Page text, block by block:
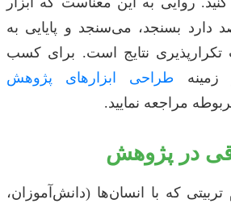
دارد بسنجد، می‌سنجد و پایایی به
تکرارپذیری نتایج است. برای کسب
زمینه طراحی ابزارهای پژوهش
مراجعه نمایید.
در پژوهش
که با انسان‌ها (دانش‌آموزان،